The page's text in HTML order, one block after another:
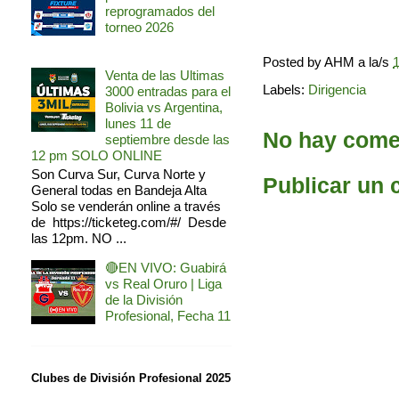
Posted byAHM a la/s
Labels: Dirigencia
No hay
Publicar un
reprogramados del
torneo 2026
Venta de las Ultimas
3000 entradas para el
Bolivia vs Argentina,
lunes 11 de
septiembre desde las
12 pm SOLO ONLINE
Son Curva Sur, Curva Norte y
General todas en Bandeja Alta
Solo se venderán online a través
de https://ticketeg.com/#/ Desde
las 12pm. NO ...
🔴EN VIVO: Guabirá
vs Real Oruro | Liga
de la División
Profesional, Fecha 11
Clubes de División Profesional 2025